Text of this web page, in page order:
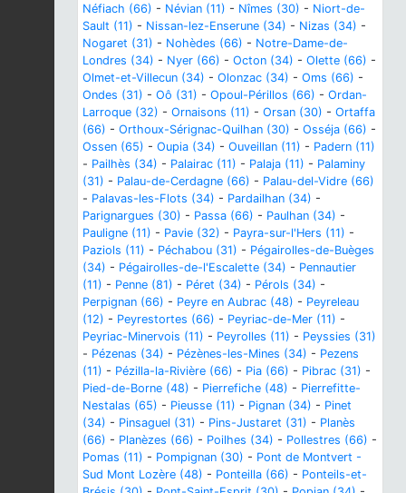
Néfiach (66) - Névian (11) - Nîmes (30) - Niort-de-
Sault (11) - Nissan-lez-Enserune (34) - Nizas (34) -
Nogaret (31) - Nohèdes (66) - Notre-Dame-de-
Londres (34) - Nyer (66) - Octon (34) - Olette (66) -
Olmet-et-Villecun (34) - Olonzac (34) - Oms (66) -
Ondes (31) - Oô (31) - Opoul-Périllos (66) - Ordan-
Larroque (32) - Ornaisons (11) - Orsan (30) - Ortaffa
(66) - Orthoux-Sérignac-Quilhan (30) - Osséja (66) -
Ossen (65) - Oupia (34) - Ouveillan (11) - Padern (11)
- Pailhès (34) - Palairac (11) - Palaja (11) - Palaminy
(31) - Palau-de-Cerdagne (66) - Palau-del-Vidre (66)
- Palavas-les-Flots (34) - Pardailhan (34) -
Parignargues (30) - Passa (66) - Paulhan (34) -
Pauligne (11) - Pavie (32) - Payra-sur-l'Hers (11) -
Paziols (11) - Péchabou (31) - Pégairolles-de-Buèges
(34) - Pégairolles-de-l'Escalette (34) - Pennautier
(11) - Penne (81) - Péret (34) - Pérols (34) -
Perpignan (66) - Peyre en Aubrac (48) - Peyreleau
(12) - Peyrestortes (66) - Peyriac-de-Mer (11) -
Peyriac-Minervois (11) - Peyrolles (11) - Peyssies (31)
- Pézenas (34) - Pézènes-les-Mines (34) - Pezens
(11) - Pézilla-la-Rivière (66) - Pia (66) - Pibrac (31) -
Pied-de-Borne (48) - Pierrefiche (48) - Pierrefitte-
Nestalas (65) - Pieusse (11) - Pignan (34) - Pinet
(34) - Pinsaguel (31) - Pins-Justaret (31) - Planès
(66) - Planèzes (66) - Poilhes (34) - Pollestres (66) -
Pomas (11) - Pompignan (30) - Pont de Montvert -
Sud Mont Lozère (48) - Ponteilla (66) - Ponteils-et-